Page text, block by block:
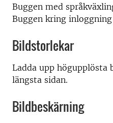
Buggen med
Buggen kring
Bildstorlekar
Ladda upp högupplösta
längsta sidan.
Bildbeskärning